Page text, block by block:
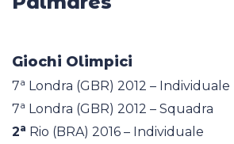
Giochi Olimpici
7a Londra (GBR) 2012 – Individuale
7a Londra (GBR) 2012 – Squadra
2a Rio (BRA) 2016 – Individuale